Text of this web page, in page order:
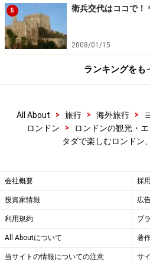
5 衛兵交代はココで！
2008/01/15
ランキングをも
All About > 旅行 > 海外旅行 >
ロンドン
> ロンドンの観光・
タダで楽しむロンドン
会社概要 採
投資家情報 広
利用規約 プ
All Aboutについて 著
当サイトの情報についての注意 サ